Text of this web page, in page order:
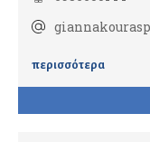
Ενδοκρινολόγοι
περισσότερα